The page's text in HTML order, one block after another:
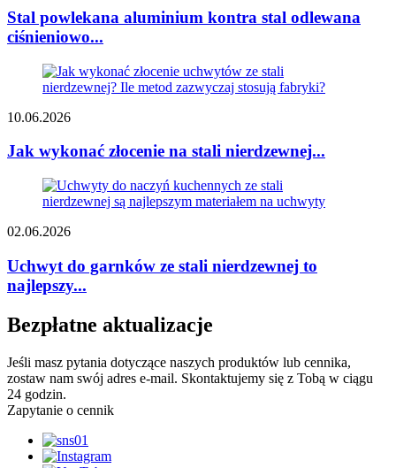
Stal powlekana aluminium kontra stal odlewana
ciśnieniowo...
10.06.2026
Jak wykonać złocenie na stali nierdzewnej...
02.06.2026
Uchwyt do garnków ze stali nierdzewnej to
najlepszy...
Bezpłatne aktualizacje
Jeśli masz pytania dotyczące naszych produktów lub cennika,
zostaw nam swój adres e-mail. Skontaktujemy się z Tobą w ciągu
24 godzin.
Zapytanie o cennik